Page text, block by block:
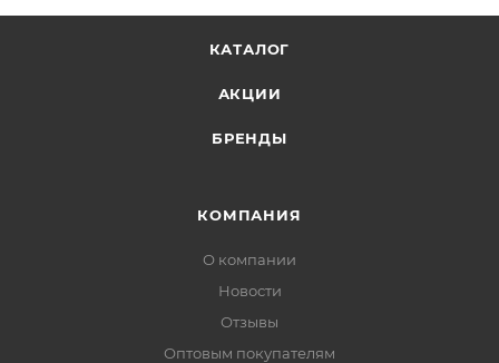
КАТАЛОГ
АКЦИИ
БРЕНДЫ
КОМПАНИЯ
О компании
Новости
Отзывы
Оптовым покупателям